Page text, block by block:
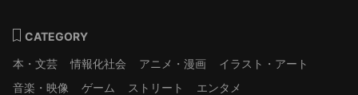
CATEGORY
本・文芸
情報化社会 アニメ・漫画
イラスト・アート
音楽・映像
ゲーム ストリート エンタメ